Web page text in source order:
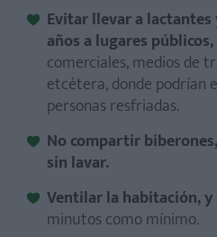
Evitar llevara
años a lugares públicos,
comerciales, medios de
etcétera, donde podrían
personas resfriadas.
No compartir
sin lavar.
Ventilar la habitación, y
minutos como mínimo.